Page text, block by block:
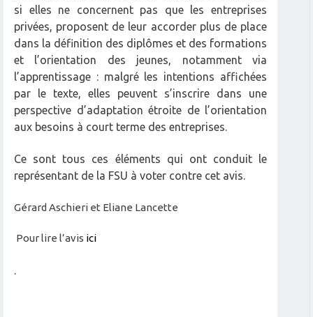
si elles ne concernent pas que les entreprises
privées, proposent de leur accorder plus de place
dans la définition des diplômes et des formations
et l’orientation des jeunes, notamment via
l’apprentissage : malgré les intentions affichées
par le texte, elles peuvent s’inscrire dans une
perspective d’adaptation étroite de l’orientation
aux besoins à court terme des entreprises.
Ce sont tous ces éléments qui ont conduit le
représentant de la FSU à voter contre cet avis.
Gérard Aschieri et Eliane Lancette
Pour lire l’avis ici
.